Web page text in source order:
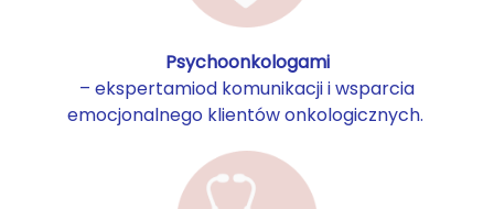
Psychoonkologami
– ekspertamiod komunikacji i wsparcia
emocjonalnego klientów onkologicznych.